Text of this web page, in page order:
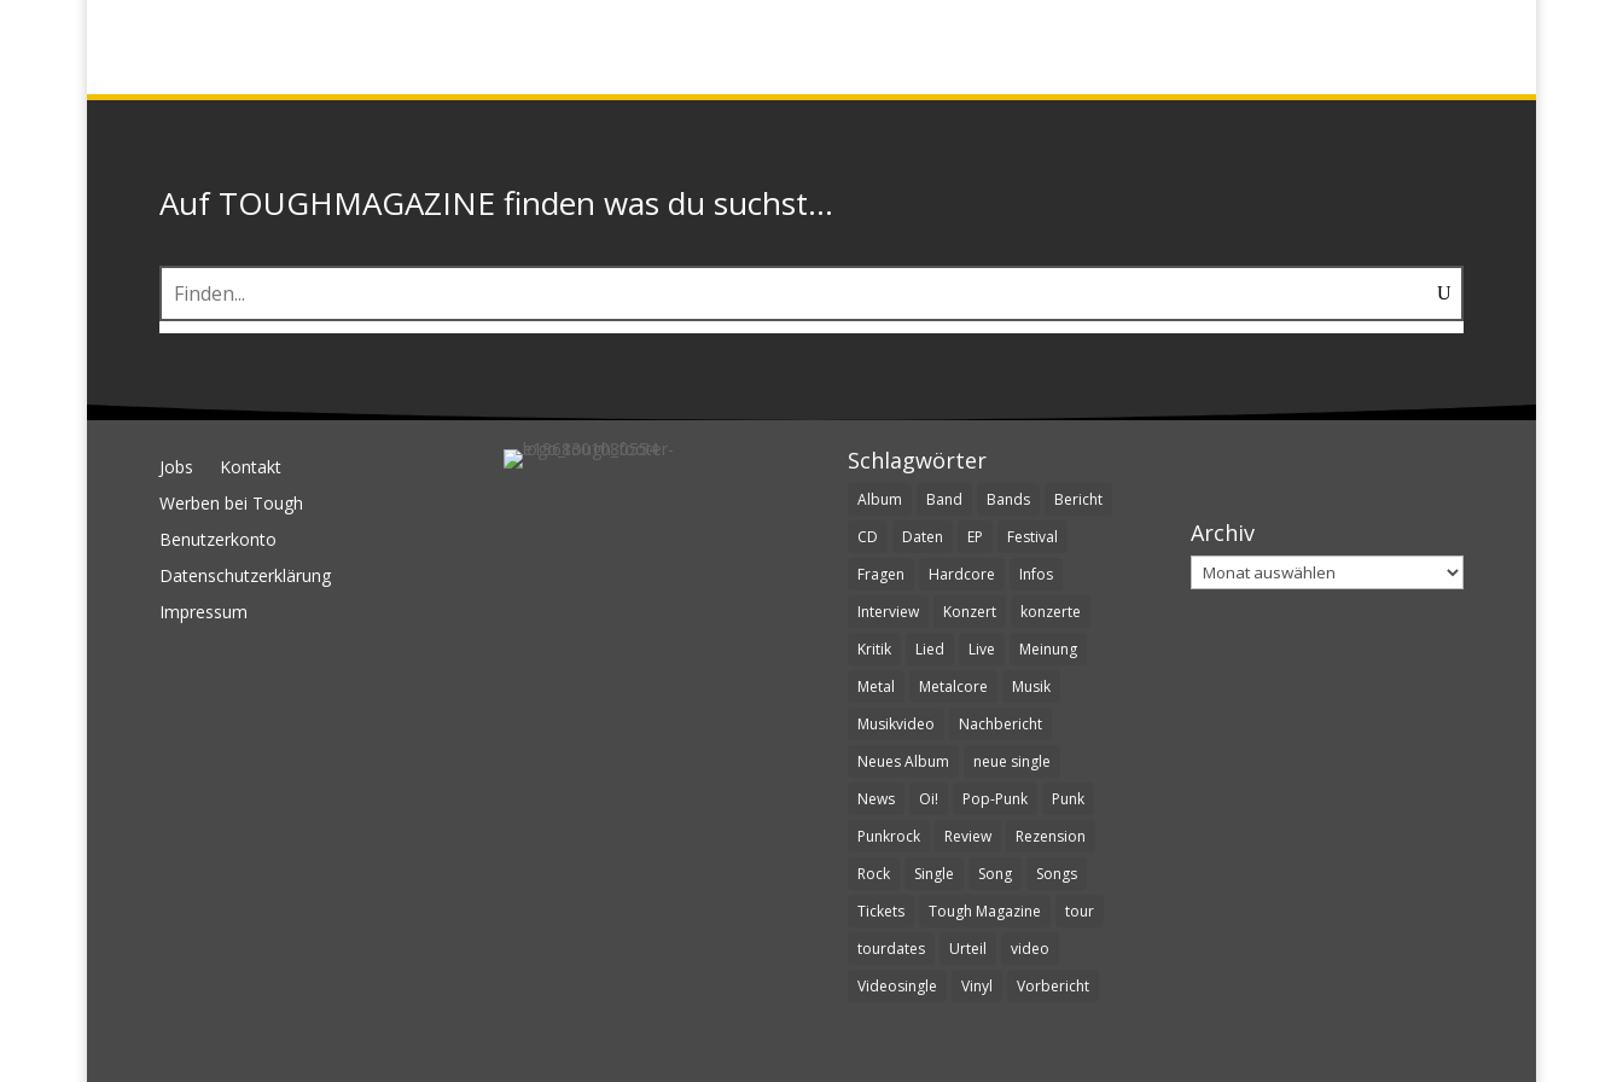
Auf TOUGHMAGAZINE finden was du suchst...
Jobs
Kontakt
Werben bei Tough
Benutzerkonto
Datenschutzerklärung
Impressum
Schlagwörter
Album Band Bands
Bericht
CD
Daten EP
Festival
Fragen
Hardcore
Infos
Interview
Konzert
konzerte
Kritik
Lied Live
Meinung
Metal
Metalcore
Musik
Musikvideo
Nachbericht
Neues Album
neue single
News
Oi! Pop-Punk
Punk
Punkrock
Review
Rezension
Rock
Single Song
Songs
Tickets
Tough Magazine
tour
tourdates
Urteil
video
Videosingle
Vinyl Vorbericht
Archiv
Archiv